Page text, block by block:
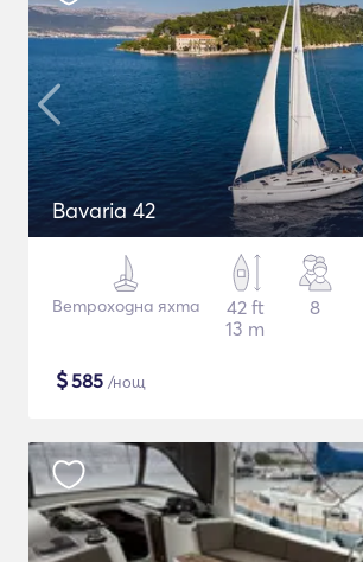
Bavaria 42
Ветроходна яхта
42 ft
13 m
8
$585 /нощ